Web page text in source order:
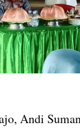
Andi